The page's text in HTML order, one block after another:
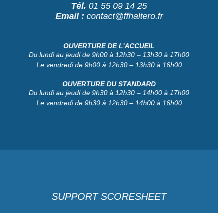
Tél. 01 55 09 14 25
Email : contact@ffhaltero.fr
OUVERTURE DE L’ACCUEIL
Du lundi au jeudi de 9h00 à 12h30 – 13h30 à 17h00
Le vendredi de 9h00 à 12h30 – 13h30 à 16h00
OUVERTURE DU STANDARD
Du lundi au jeudi de 9h30 à 12h30 – 14h00 à 17h00
Le vendredi de 9h30 à 12h30 – 14h00 à 16h00
SUPPORT SCORESHEET